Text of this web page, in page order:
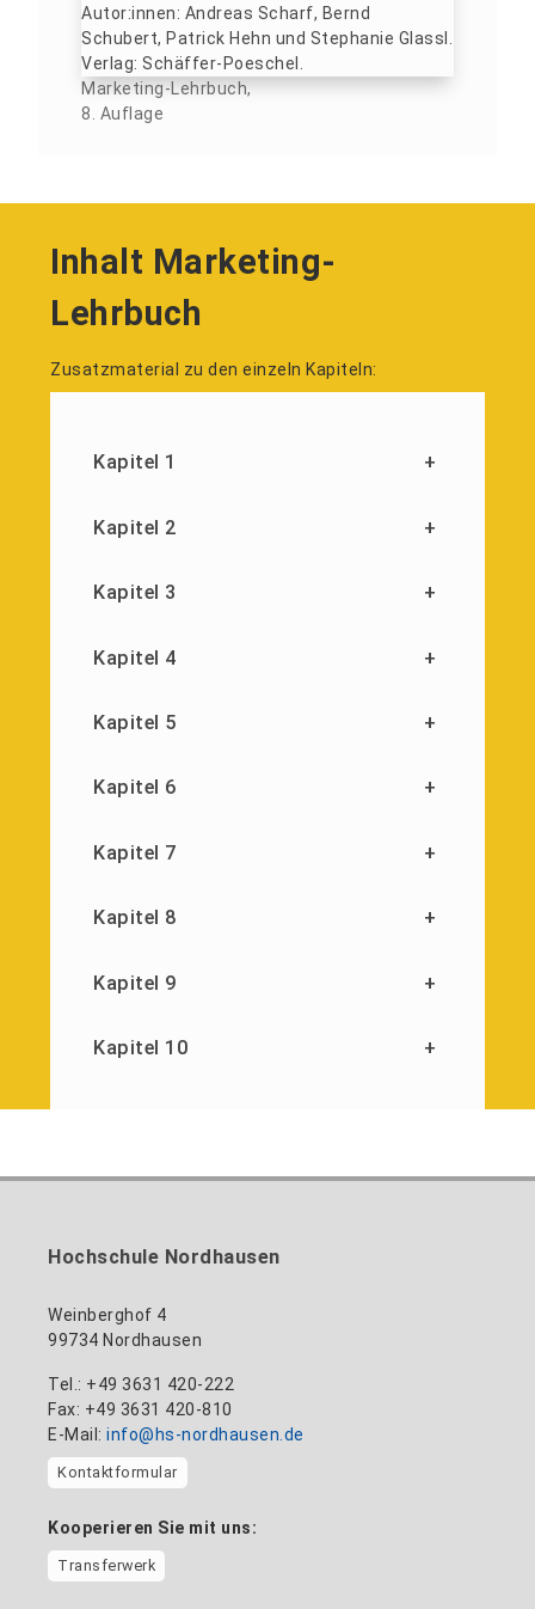
Marketing-Lehrbuch,
8. Auflage
Inhalt Marketing-
Lehrbuch
Zusatzmaterial zu den einzeln Kapiteln:
Kapitel 1 +
Kapitel 2 +
Kapitel 3 +
Kapitel 4 +
Kapitel 5 +
Kapitel 6 +
Kapitel 7 +
Kapitel 8 +
Kapitel 9 +
Kapitel 10 +
Hochschule Nordhausen
Weinberghof 4
99734 Nordhausen
Tel.: +49 3631 420-222
Fax: +49 3631 420-810
E-Mail: info@hs-nordhausen.de
Kontaktformular
Kooperieren Sie mit uns:
Transferwerk